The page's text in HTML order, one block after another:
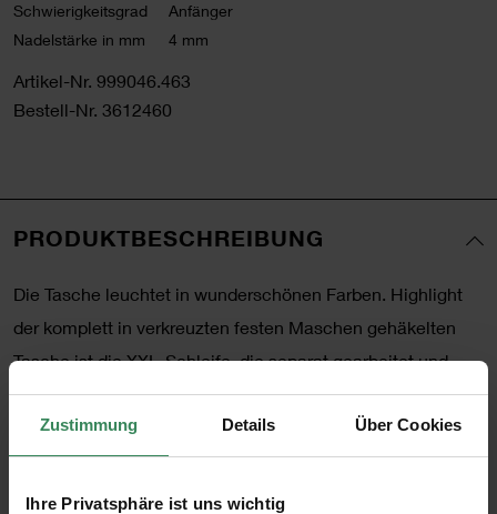
Zustimmung Details Über Cookies
Ihre Privatsphäre ist uns wichtig
Schwierigkeitsgrad
Anfänger
Nadelstärke in mm
4 mm
Artikel-Nr. 999046.463
Bestell-Nr. 3612460
PRODUKTBESCHREIBUNG
Die Tasche leuchtet in wunderschönen Farben. Highlight
der komplett in verkreuzten festen Maschen gehäkelten
Tasche ist die XXL-Schleife, die separat gearbeitet und
zum Schluss aufgenäht wird.
Größe